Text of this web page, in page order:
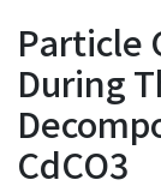
Statistics
Particle
During
CdCO3